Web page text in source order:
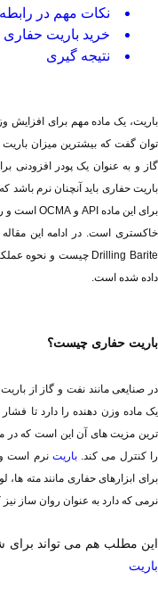
نکات مهم در رابطه
خرید باریت حفاری
نتیجه گیری
داده شده است.
باریت حفاری چیست؟
را کنترل می کند. باریت
نرمی که دارد به عنوان روان ساز نیز
این مطلب هم می تواند برای
باریت